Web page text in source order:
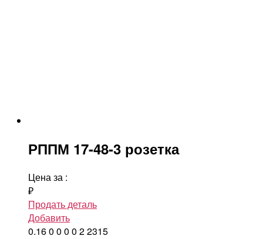
РППМ 17-48-3 розетка
Цена за :
₽
Продать деталь
Добавить
0.160 0 0 0 22315